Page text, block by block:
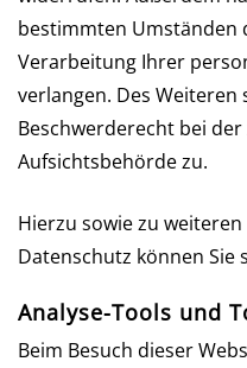
bestimmten Umständen
Verarbeitung Ihrer
verlangen. Des Weiteren
Beschwerderecht bei
Aufsichtsbehörde zu.
Hierzu sowie zu
Datenschutz können Sie
Analyse-Tools und
Beim Besuch dieser